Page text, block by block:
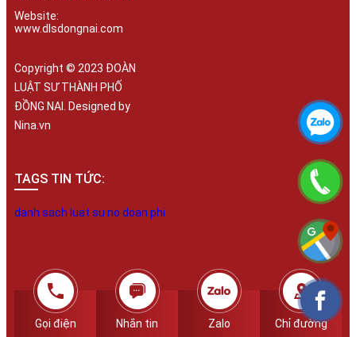
Website:
www.dlsdongnai.com
Copyright © 2023 ĐOÀN
LUẬT SƯ THÀNH PHỐ
ĐỒNG NAI. Designed by
Nina.vn
TAGS TIN TỨC:
danh sach luat su no doan phi
Gọi điện Nhắn tin Zalo Chỉ đường